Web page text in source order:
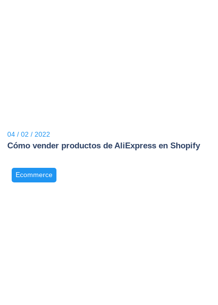
04 / 02 / 2022
Cómo vender productos de AliExpress en Shopify
Ecommerce